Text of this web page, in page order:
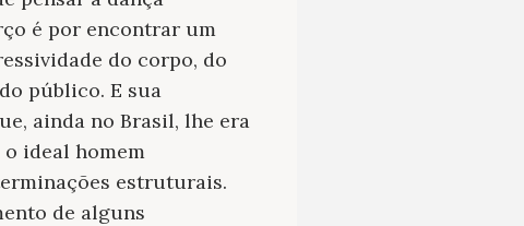
é por encontrar um
do corpo, do
público. E sua
ainda no Brasil, lhe era
ideal homem
estruturais.
de alguns